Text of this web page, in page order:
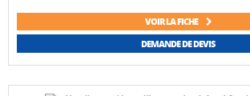
VOIR LA FICHE
DEMANDE DE DEVIS